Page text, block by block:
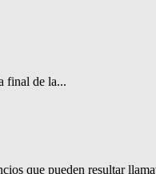
final de la...
que pueden resultar